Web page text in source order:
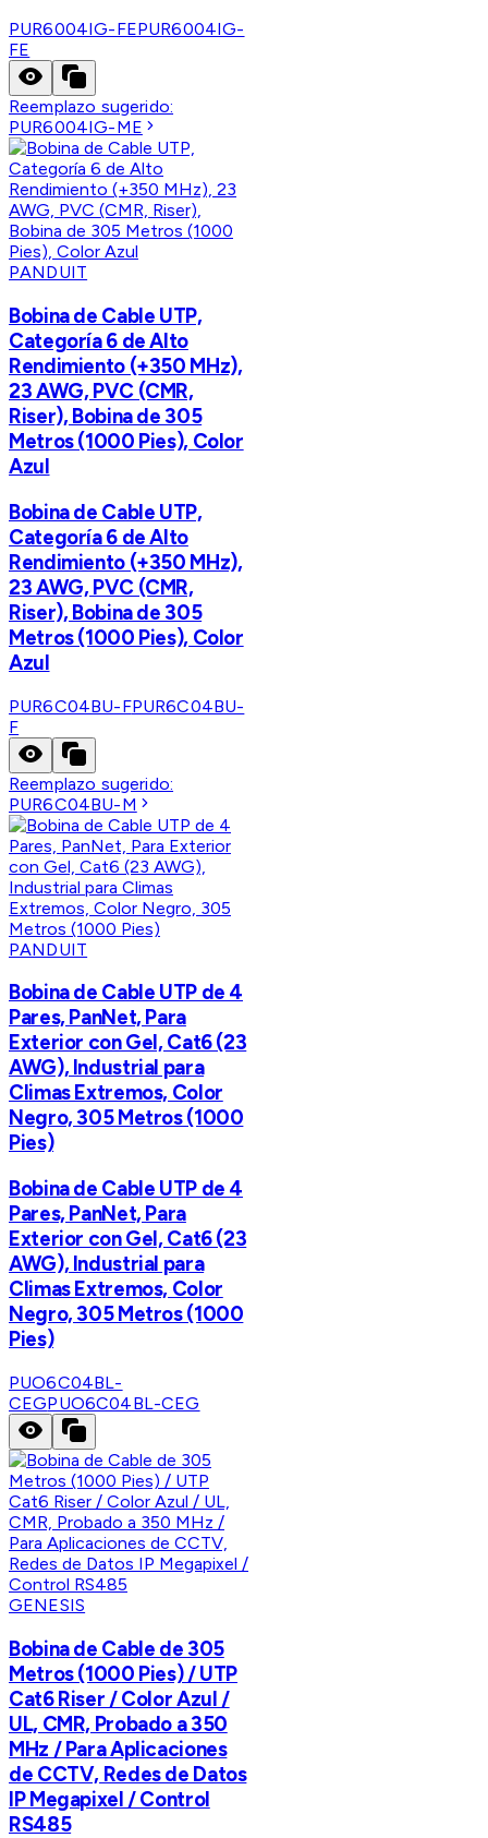
PUR6004IG-FEPUR6004IG-
FE
Reemplazo sugerido:
PUR6004IG-ME
PANDUIT
Bobina de Cable UTP,
Categoría 6 de Alto
Rendimiento (+350 MHz),
23 AWG, PVC (CMR,
Riser), Bobina de 305
Metros (1000 Pies), Color
Azul
Bobina de Cable UTP,
Categoría 6 de Alto
Rendimiento (+350 MHz),
23 AWG, PVC (CMR,
Riser), Bobina de 305
Metros (1000 Pies), Color
Azul
PUR6C04BU-FPUR6C04BU-
F
Reemplazo sugerido:
PUR6C04BU-M
PANDUIT
Bobina de Cable UTP de 4
Pares, PanNet, Para
Exterior con Gel, Cat6 (23
AWG), Industrial para
Climas Extremos, Color
Negro, 305 Metros (1000
Pies)
Bobina de Cable UTP de 4
Pares, PanNet, Para
Exterior con Gel, Cat6 (23
AWG), Industrial para
Climas Extremos, Color
Negro, 305 Metros (1000
Pies)
PUO6C04BL-
CEGPUO6C04BL-CEG
GENESIS
Bobina de Cable de 305
Metros (1000 Pies) / UTP
Cat6 Riser / Color Azul /
UL, CMR, Probado a 350
MHz / Para Aplicaciones
de CCTV, Redes de Datos
IP Megapixel / Control
RS485